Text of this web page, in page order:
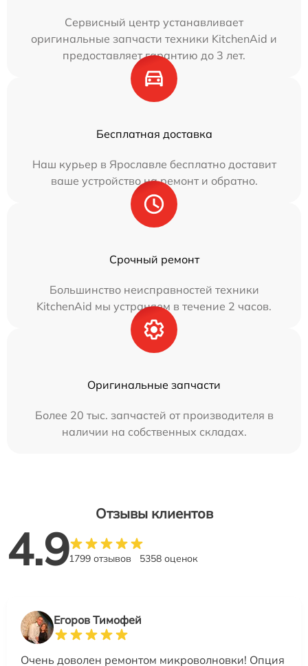
Сервисный центр устанавливает
оригинальные запчасти техники KitchenAid и
предоставляет гарантию до 3 лет.
Бесплатная доставка
Наш курьер в Ярославле бесплатно доставит
ваше устройство на ремонт и обратно.
Срочный ремонт
Большинство неисправностей техники
KitchenAid мы устраняем в течение 2 часов.
Оригинальные запчасти
Более 20 тыс. запчастей от производителя в
наличии на собственных складах.
Отзывы клиентов
4.91799 отзывов 5358 оценок
Егоров Тимофей
Очень доволен ремонтом микроволновки! Опция